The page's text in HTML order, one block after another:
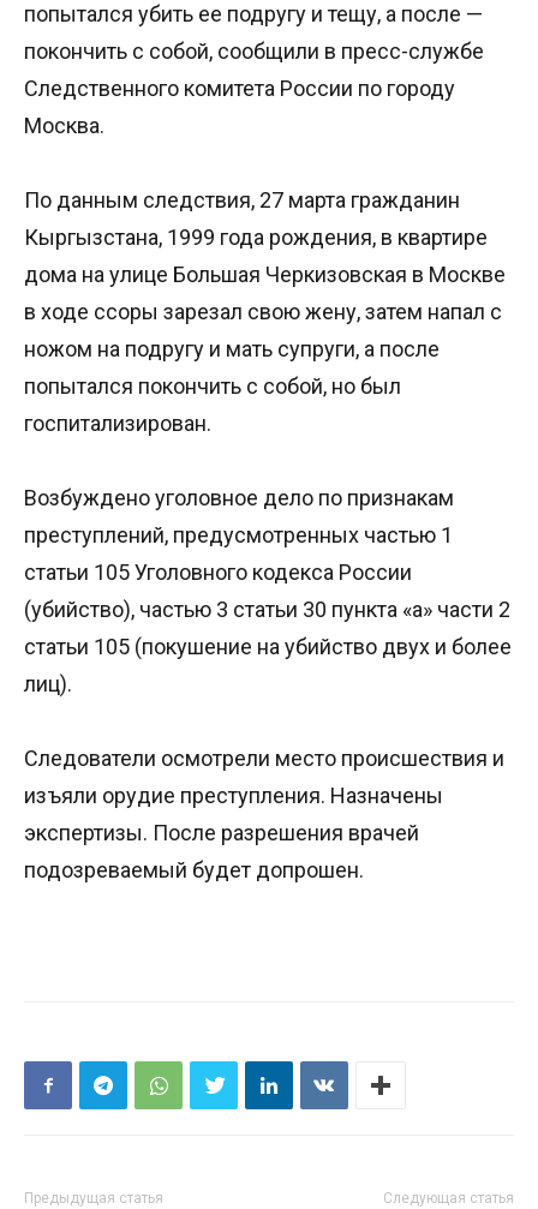
попытался убить ее подругу и тещу, а после —
покончить с собой, сообщили в пресс-службе
Следственного комитета России по городу
Москва.
По данным следствия, 27 марта гражданин
Кыргызстана, 1999 года рождения, в квартире
дома на улице Большая Черкизовская в Москве
в ходе ссоры зарезал свою жену, затем напал с
ножом на подругу и мать супруги, а после
попытался покончить с собой, но был
госпитализирован.
Возбуждено уголовное дело по признакам
преступлений, предусмотренных частью 1
статьи 105 Уголовного кодекса России
(убийство), частью 3 статьи 30 пункта «а» части 2
статьи 105 (покушение на убийство двух и более
лиц).
Следователи осмотрели место происшествия и
изъяли орудие преступления. Назначены
экспертизы. После разрешения врачей
подозреваемый будет допрошен.
Предыдущая статья Следующая статья